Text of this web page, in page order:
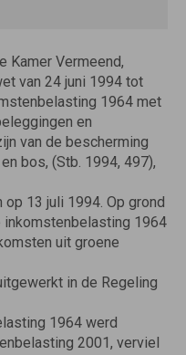
Kamer Vermeend,
van 24 juni 1994 tot
1964 met
en
van de bescherming
bos, (Stb. 1994, 497),
13 juli 1994. Op grond
1964
uit groene
in de Regeling
1964 werd
2001, verviel